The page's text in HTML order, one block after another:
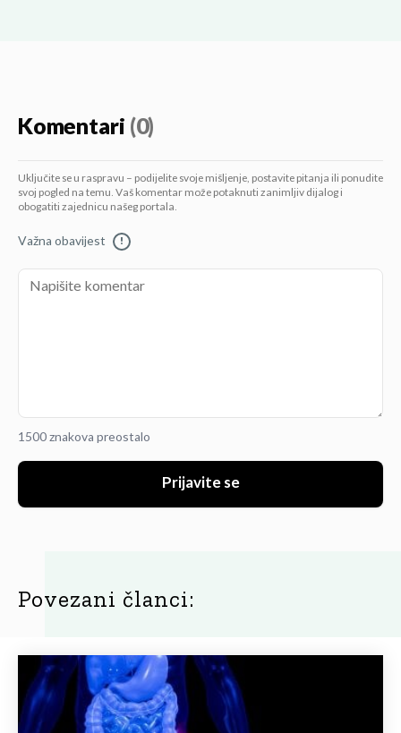
Komentari (0)
Uključite se u raspravu – podijelite svoje mišljenje, postavite pitanja ili ponudite
svoj pogled na temu. Vaš komentar može potaknuti zanimljiv dijalog i
obogatiti zajednicu našeg portala.
Važna obavijest !
1500 znakova preostalo
Prijavite se
Povezani članci: